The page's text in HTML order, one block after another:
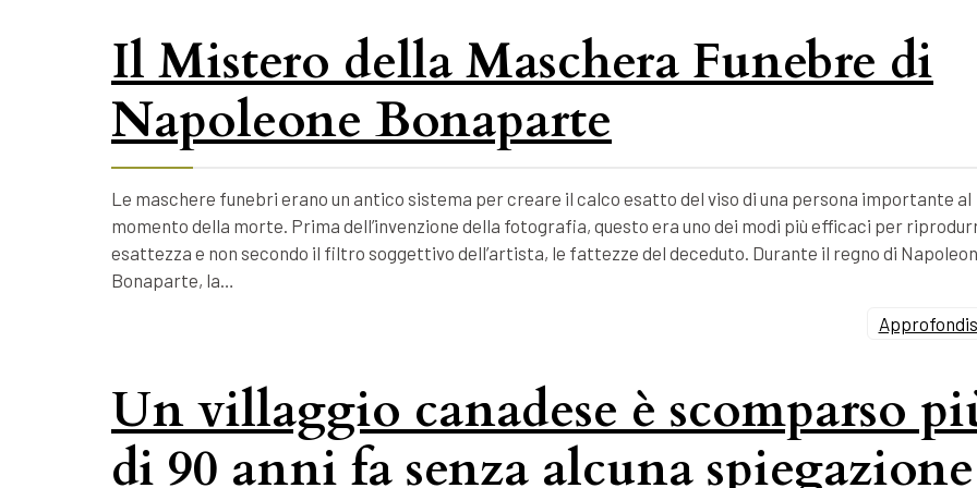
Il Mistero della Maschera Funebre di
Napoleone Bonaparte
Le maschere funebri erano un antico sistema per creare il calco esatto del viso di una persona importante al
momento della morte. Prima dell’invenzione della fotografia, questo era uno dei modi più efficaci per
esattezza e non secondo il filtro soggettivo dell’artista, le fattezze del deceduto. Durante il regno di
Bonaparte, la…
Un villaggio canadese è scomparso
di 90 anni fa senza alcuna